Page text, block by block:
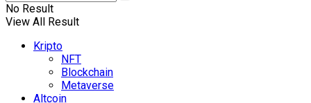
No Result
View All Result
Kripto
NFT
Blockchain
Metaverse
Altcoin